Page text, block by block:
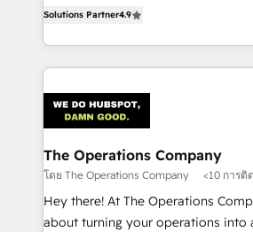
Barcelona and operating across
the UK, we support global
smarter marketing, sales, and
Iberia (Spain & Portugal), we
with intelligent automation to drive
growth. Our multidisciplinary team
that simplify complexity, boost
turn innovation into real impact. 🌍 Highlights •
HubSpot Partner since 2012 • 2022
Solutions Partner4.9
The Operations Company
โดย The Operations Company <10 การติ
Hey there! At The Operations
about turning your operations into